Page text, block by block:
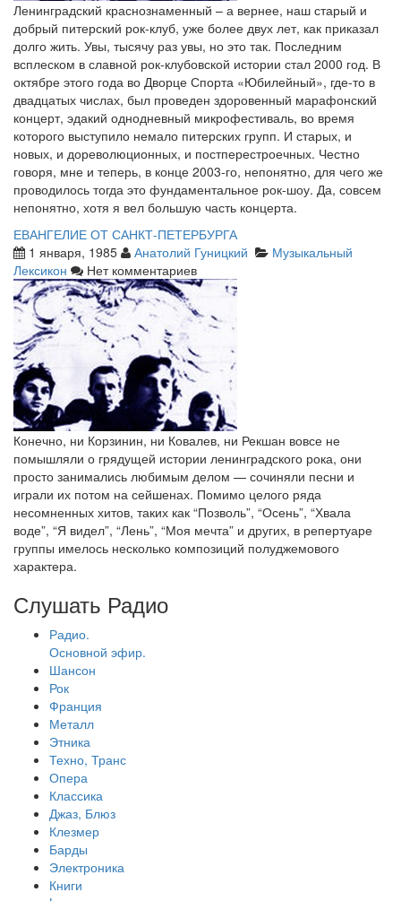
Ленинградский краснознаменный – а вернее, наш старый и
добрый питерский рок-клуб, уже более двух лет, как приказал
долго жить. Увы, тысячу раз увы, но это так. Последним
всплеском в славной рок-клубовской истории стал 2000 год. В
октябре этого года во Дворце Спорта «Юбилейный», где-то в
двадцатых числах, был проведен здоровенный марафонский
концерт, эдакий однодневный микрофестиваль, во время
которого выступило немало питерских групп. И старых, и
новых, и дореволюционных, и постперестроечных. Честно
говоря, мне и теперь, в конце 2003-го, непонятно, для чего же
проводилось тогда это фундаментальное рок-шоу. Да, совсем
непонятно, хотя я вел большую часть концерта.
ЕВАНГЕЛИЕ ОТ САНКТ-ПЕТЕРБУРГА
1 января, 1985
Анатолий Гуницкий
Музыкальный
Лексикон
Нет комментариев
Конечно, ни Корзинин, ни Ковалев, ни Рекшан вовсе не
помышляли о грядущей истории ленинградского рока, они
просто занимались любимым делом — сочиняли песни и
играли их потом на сейшенах. Помимо целого ряда
несомненных хитов, таких как “Позволь”, “Осень”, “Хвала
воде”, “Я видел”, “Лень”, “Моя мечта” и других, в репертуаре
группы имелось несколько композиций полуджемового
характера.
Слушать Радио
Радио.
Основной эфир.
Шансон
Рок
Франция
Металл
Этника
Техно, Транс
Опера
Классика
Джаз, Блюз
Клезмер
Барды
Электроника
Книги